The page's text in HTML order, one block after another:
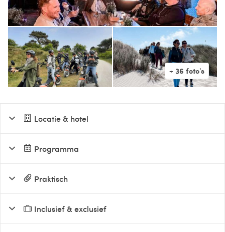
Locatie & hotel
Programma
Praktisch
Inclusief & exclusief